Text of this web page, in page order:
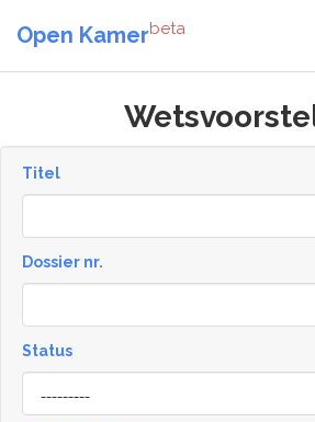
Open Kamerbeta
Titel
Dossier nr.
Status
Status